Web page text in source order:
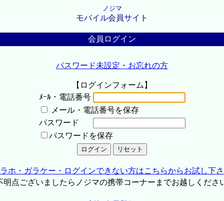
ノジマ
モバイル会員サイト
会員ログイン
パスワード未設定・お忘れの方
【ログインフォーム】
ﾒｰﾙ・電話番号
メール・電話番号を保存
パスワード
パスワードを保存
ホ・ガラケー・ログインできない方はこちらからお試し下
点ございましたらノジマの携帯コーナーまでお越しくださ